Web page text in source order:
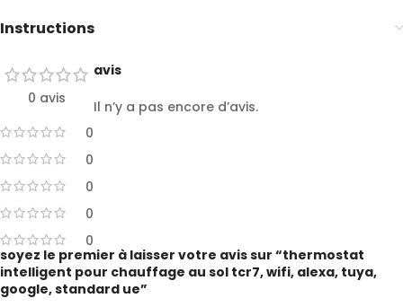
Instructions
0 avis
0
0
0
0
0
avis
Il n’y a pas encore d’avis.
soyez le premier à laisser votre avis sur “thermostat
intelligent pour chauffage au sol tcr7, wifi, alexa, tuya,
google, standard ue”